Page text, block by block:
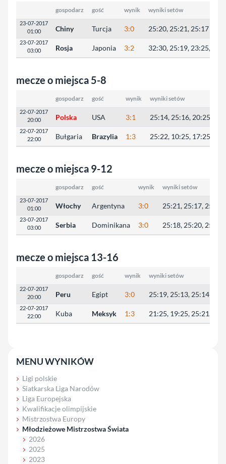
gospodarz gość wynik wyniki setów
23-07-2017
01:00
Chiny Turcja 3:0 25:20, 25:21, 25:17
23-07-2017
03:00
Rosja Japonia 3:2 32:30, 25:19, 23:25,
mecze o miejsca 5-8
gospodarz gość wynik wyniki setów
22-07-2017
20:00
Polska USA 3:1 25:14, 25:16, 20:25,
22-07-2017
22:00
Bułgaria Brazylia 1:3 25:22, 10:25, 17:25,
mecze o miejsca 9-12
gospodarz gość wynik wyniki setów
23-07-2017
01:00
Włochy Argentyna 3:0 25:21, 25:17, 25:20
23-07-2017
03:00
Serbia Dominikana 3:0 25:18, 25:20, 25:23
mecze o miejsca 13-16
gospodarz gość wynik wyniki setów
22-07-2017
20:00
Peru Egipt 3:0 25:19, 25:13, 25:14
22-07-2017
22:00
Kuba Meksyk 1:3 21:25, 19:25, 25:21,
MENU WYNIKÓW
Ligi polskie
Siatkarska Liga Narodów
Liga Europejska
Kwalifikacje olimpijskie
Mistrzostwa Europy
Młodzieżowe Mistrzostwa Świata
2026
2025
2023